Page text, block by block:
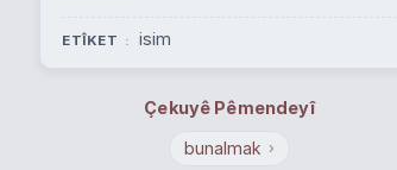
ETÎKET isim
Çekuyê Pêmendeyî
bunalmak ›